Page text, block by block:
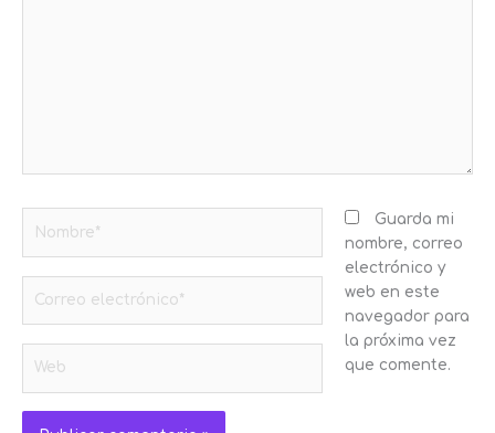
electrónico*
Guarda mi
nombre, correo
electrónico y
web en este
navegador para
la próxima vez
que comente.